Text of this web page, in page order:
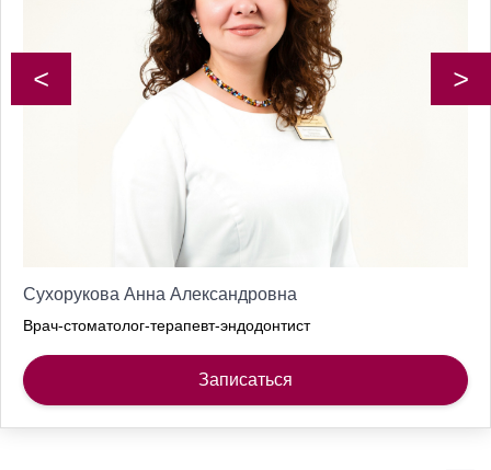
< >
Сухорукова Анна Александровна
Врач-стоматолог-терапевт-эндодонтист
Записаться